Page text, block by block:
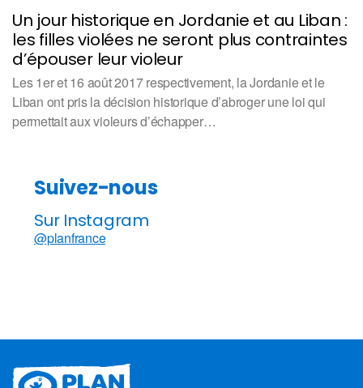
Un jour historique en Jordanie et au Liban :
les filles violées ne seront plus contraintes
d’épouser leur violeur
Les 1er et 16 août 2017 respectivement, la Jordanie et le
Liban ont pris la décision historique d’abroger une loi qui
permettait aux violeurs d’échapper…
Suivez-nous
Sur Instagram
@planfrance